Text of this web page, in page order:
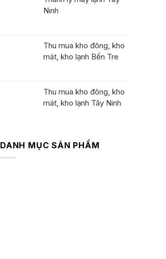
Ninh
Thu mua kho đông, kho
mát, kho lạnh Bến Tre
Thu mua kho đông, kho
mát, kho lạnh Tây Ninh
DANH MỤC SẢN PHẨM